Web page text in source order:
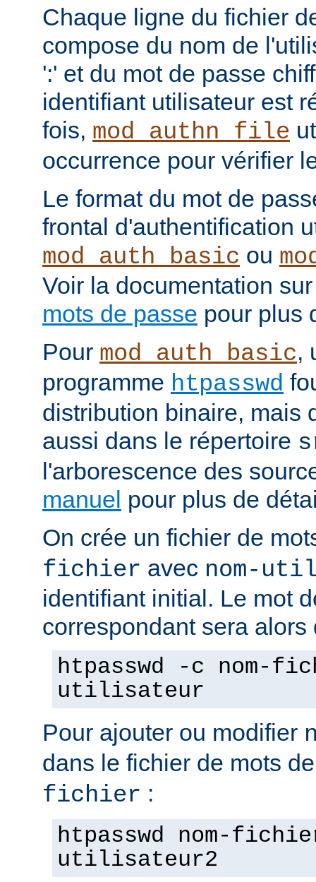
Chaque ligne du fichier
compose du nom de
':' et du mot de passe
identifiant utilisateur est
fois, mod_authn_file
occurrence pour vérifier
Le format du mot de
frontal d'authentification
mod_auth_basic ou
Voir la documentation
mots de passe pour plus
Pour mod_auth_basic,
programme htpasswd
distribution binaire, mais
aussi dans le répertoire
l'arborescence des
manuel pour plus de
On crée un fichier de
fichier avec nom-
identifiant initial. Le mot
correspondant sera alors
htpasswd -c nom-
utilisateur
Pour ajouter ou modifier
dans le fichier de mots
fichier :
htpasswd nom-
utilisateur2